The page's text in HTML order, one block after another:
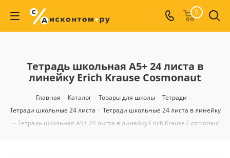
0
Тетрадь школьная А5+ 24 листа в
линейку Erich Krause Cosmonaut
Главная - Каталог - Товары для школы - Тетради -
Тетради школьные 24 листа - Тетради школьные 24 листа в линейку
- Тетрадь школьная А5+ 24 листа в линейку Erich Krause Cosmonaut